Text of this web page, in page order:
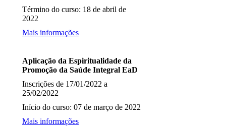
Término do curso: 18 de abril de
2022
Mais informações
Aplicação da Espiritualidade da
Promoção da Saúde Integral EaD
Inscrições de 17/01/2022 a
25/02/2022
Início do curso: 07 de março de 2022
Mais informações